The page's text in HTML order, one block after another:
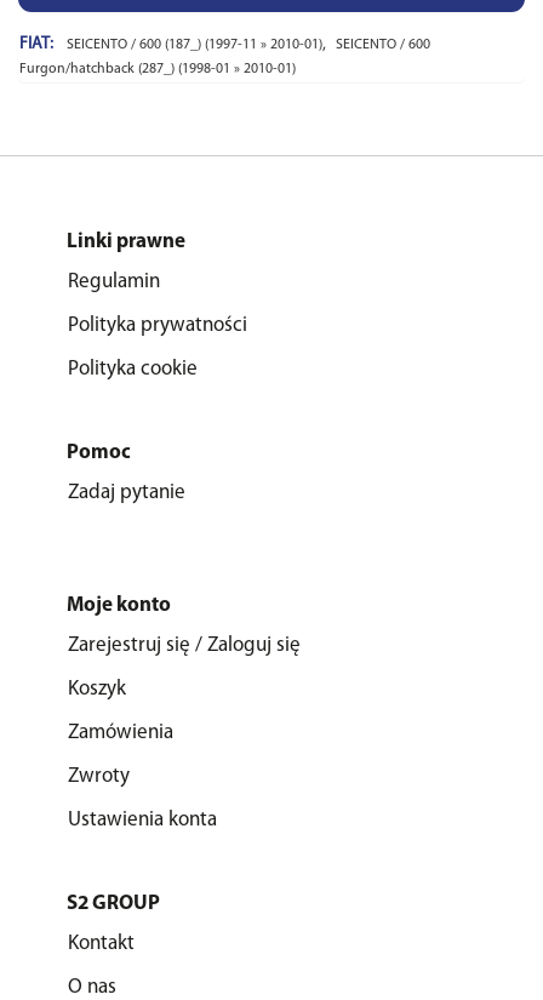
FIAT: SEICENTO / 600 (187_) (1997-11 » 2010-01),
SEICENTO / 600
Furgon/hatchback (287_) (1998-01 » 2010-01)
Linki prawne
Regulamin
Polityka prywatności
Polityka cookie
Pomoc
Zadaj pytanie
Moje konto
Zarejestruj się / Zaloguj się
Koszyk
Zamówienia
Zwroty
Ustawienia konta
S2 GROUP
Kontakt
O nas